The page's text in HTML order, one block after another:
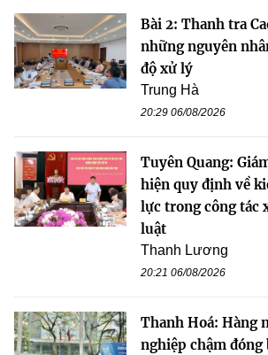
Bài 2: Thanh tra
những nguyên
độ xử lý
Trung Hà
20:29 06/08/2026
Tuyên Quang:
hiện quy định về
lực trong công tác
luật
Thanh Lương
20:21 06/08/2026
Thanh Hoá: Hàng
nghiệp chậm đóng